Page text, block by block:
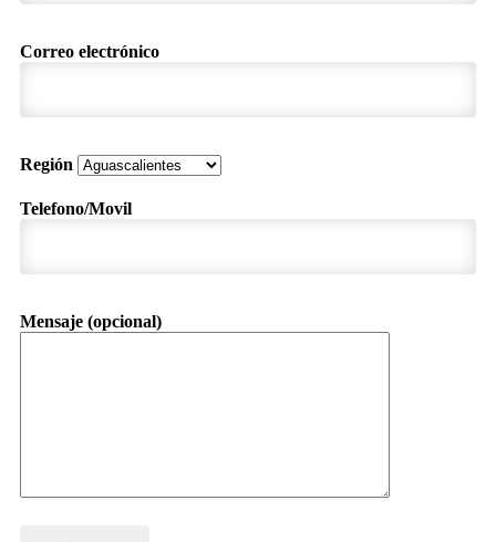
Correo electrónico
Región
Telefono/Movil
Mensaje (opcional)